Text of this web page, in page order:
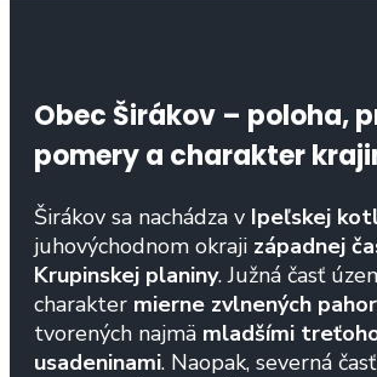
Obec Širákov – poloha,
pomery a charakter
Širákov sa nachádza v Ipeľskej
juhovýchodnom okraji západnej
Krupinskej planiny. Južná časť
charakter mierne zvlnených
tvorených najmä mladšími
usadeninami. Naopak, severná